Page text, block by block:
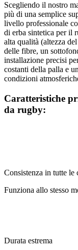
Scegliendo il nostro
più di una semplice
livello professionale
di erba sintetica per il
alta qualità (altezza
delle fibre, un
installazione precisi
costanti della palla e
condizioni
Caratteristiche
da rugby:
Consistenza in tutte
Funziona allo stesso
Durata estrema